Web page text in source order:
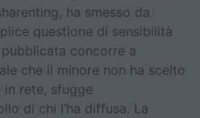
ha smesso da
questione di sensibilità
concorre a
che il minore non ha scelto
in rete, sfugge
di chi l’ha diffusa. La